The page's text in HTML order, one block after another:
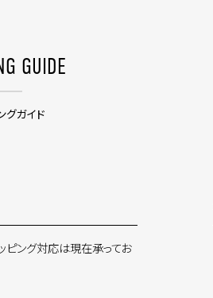
GUIDE
グガイド
ピング対応は現在承ってお